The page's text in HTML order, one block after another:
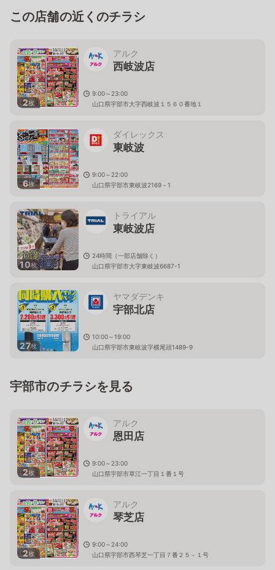
この店舗の近くのチラシ
2枚
アルク
西岐波店
9:00～23:00
山口県宇部市大字西岐波１５６０番地１
6枚
ダイレックス
東岐波
9:00～22:00
山口県宇部市東岐波2169－1
10枚
トライアル
東岐波店
24時間（一部店舗除く）
山口県宇部市大字東岐波6687-1
27枚
ヤマダデンキ
宇部北店
10:00～19:00
山口県宇部市東岐波字横尾頭1489-9
宇部市のチラシを見る
2枚
アルク
恩田店
9:00～23:00
山口県宇部市草江一丁目１番１号
2枚
アルク
琴芝店
9:00～24:00
山口県宇部市西琴芝一丁目７番２５－１号